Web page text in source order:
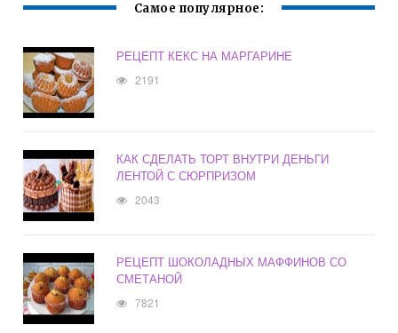
Самое популярное:
РЕЦЕПТ КЕКС НА МАРГАРИНЕ
2191
КАК СДЕЛАТЬ ТОРТ ВНУТРИ ДЕНЬГИ
ЛЕНТОЙ С СЮРПРИЗОМ
2043
РЕЦЕПТ ШОКОЛАДНЫХ МАФФИНОВ СО
СМЕТАНОЙ
7821